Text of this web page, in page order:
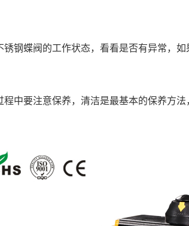
锈钢蝶阀的工作状态，看看是否有异常，
程中要注意保养，清洁是最基本的保养方